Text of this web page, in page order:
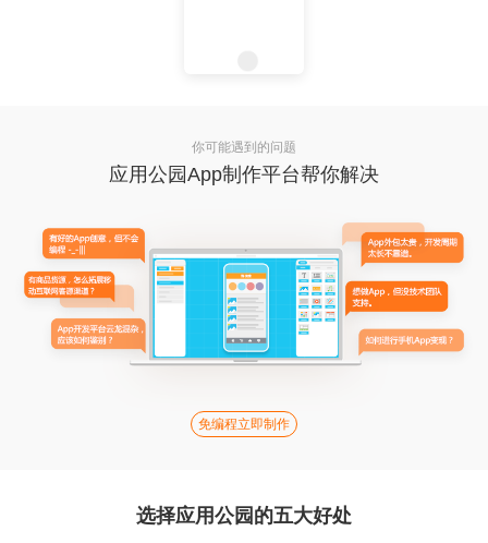
你可能遇到的问题
应用公园App制作平台帮你解决
免编程立即制作
选择应用公园的五大好处